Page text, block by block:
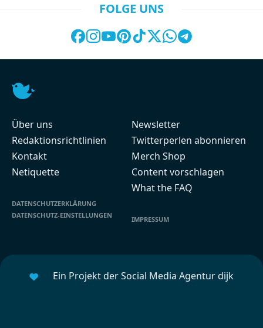
FOLGE UNS
Über uns
Redaktionsrichtlinien
Kontakt
Netiquette
DATENSCHUTZERKLÄRUNG
DATENSCHUTZ-EINSTELLUNGEN
Newsletter
Twitterperlen abonnieren
Merch Shop
Content vorschlagen
What the FAQ
IMPRESSUM
Ein Projekt der Social Media Agentur dijk